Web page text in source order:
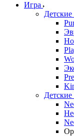
Игра